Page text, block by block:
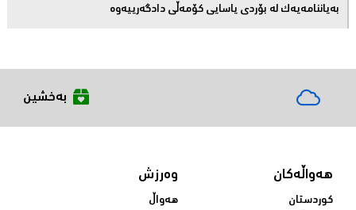
بەیاننامەیەک لە بۆردی یاسایی کۆمەڵی دادگەرییەوە
بەخشین
هەواڵەکان
کوردستان
وەرزش
هەواڵ